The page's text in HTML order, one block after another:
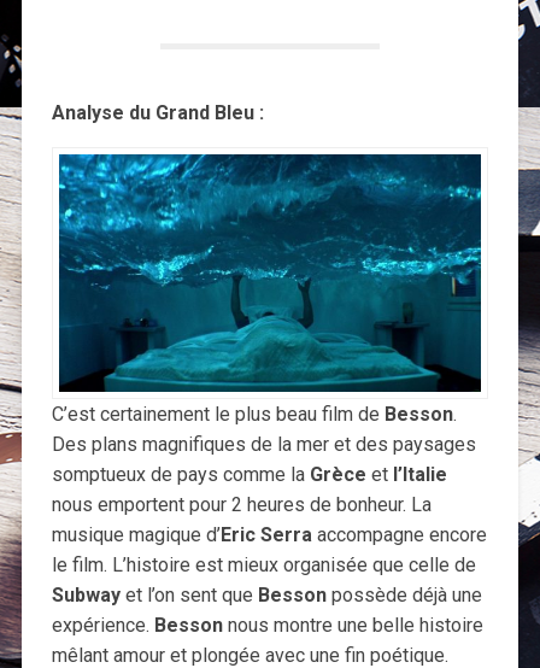
Analyse du Grand Bleu :
C’est certainement le plus beau film de Besson.
Des plans magnifiques de la mer et des paysages
somptueux de pays comme la Grèce et l’Italie
nous emportent pour 2 heures de bonheur. La
musique magique d’Eric Serraaccompagne encore
le film. L’histoire est mieux organisée que celle de
Subwayet l’on sent que Bessonpossède déjà une
expérience. Bessonnous montre une belle histoire
mêlant amour et plongée avec une fin poétique.